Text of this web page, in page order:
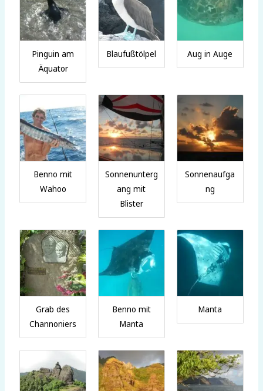
Pinguin am
Äquator
Blaufußtölpel Aug in Auge
Benno mit
Wahoo
Sonnenunterg
ang mit
Blister
Sonnenaufga
ng
Grab des
Channoniers
Benno mit
Manta
Manta